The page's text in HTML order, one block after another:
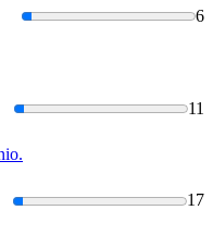
6
11
17